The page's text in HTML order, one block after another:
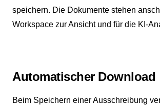
speichern. Die Dokumente stehen
Workspace zur Ansicht und für die KI-
Automatischer Download
Beim Speichern einer Ausschreibung